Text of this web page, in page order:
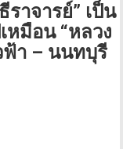
าจารย์” เป็น
หมือน “หลวง
า – นนทบุรี